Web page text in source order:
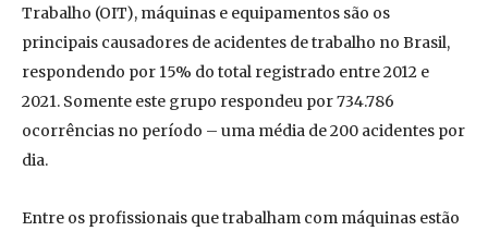
Trabalho (OIT), máquinas e equipamentos são os
principais causadores de acidentes de trabalho no Brasil,
respondendo por 15% do total registrado entre 2012 e
2021. Somente este grupo respondeu por 734.786
ocorrências no período – uma média de 200 acidentes por
dia.
Entre os profissionais que trabalham com máquinas estão